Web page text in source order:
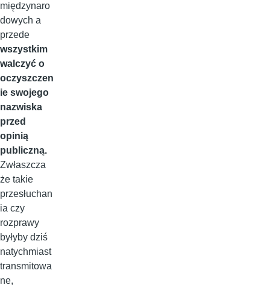
międzynaro
dowych a
przede
wszystkim
walczyć o
oczyszczen
ie swojego
nazwiska
przed
opinią
publiczną.
Zwłaszcza
że takie
przesłuchan
ia czy
rozprawy
byłyby dziś
natychmiast
transmitowa
ne,